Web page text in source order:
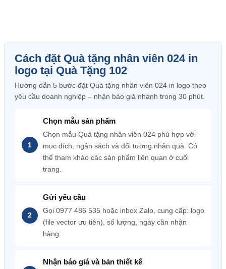
Cách đặt Quà tặng nhân viên 024 in
logo tại Quà Tặng 102
Hướng dẫn 5 bước đặt Quà tặng nhân viên 024 in logo theo
yêu cầu doanh nghiệp – nhận báo giá nhanh trong 30 phút.
Chọn mẫu sản phẩm
Chọn mẫu Quà tặng nhân viên 024 phù hợp với
mục đích, ngân sách và đối tượng nhận quà. Có
thể tham khảo các sản phẩm liên quan ở cuối
trang.
Gửi yêu cầu
Gọi 0977 486 535 hoặc inbox Zalo, cung cấp: logo
(file vector ưu tiên), số lượng, ngày cần nhận
hàng.
Nhận báo giá và bản thiết kế